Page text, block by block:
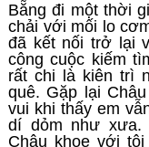
Bẵng đi một thời
chải với mối lo
đã kết nối trở lại
công cuộc kiếm
rất chi là kiên trì
quê. Gặp lại
vui khi thấy em
dí dỏm như xưa.
Châu khoe với